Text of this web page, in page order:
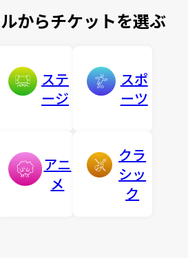
からチケットを選ぶ
ステ
ージ
スポ
ーツ
アニ
メ
クラ
シッ
ク